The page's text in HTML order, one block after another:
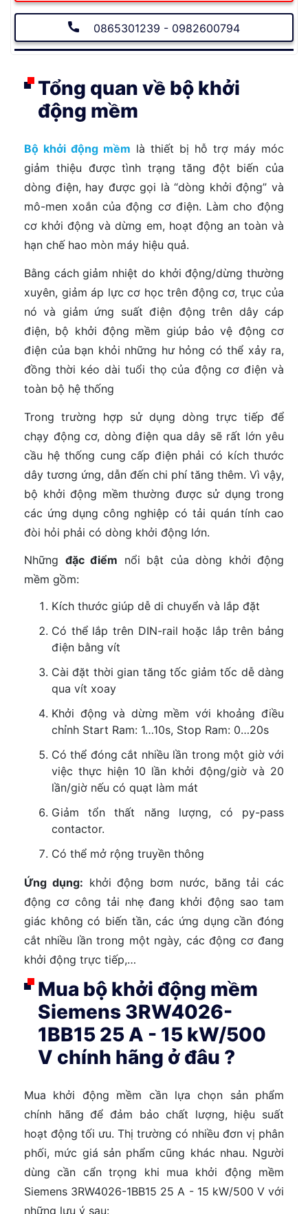
0865301239 - 0982600794
Tổng quan về bộ khởi
động mềm
Bộ khởi động mềm là thiết bị hỗ trợ máy móc
giảm thiệu được tình trạng tăng đột biến của
dòng điện, hay được gọi là “dòng khởi động” và
mô-men xoắn của động cơ điện. Làm cho động
cơ khởi động và dừng em, hoạt động an toàn và
hạn chế hao mòn máy hiệu quả.
Bằng cách giảm nhiệt do khởi động/dừng thường
xuyên, giảm áp lực cơ học trên động cơ, trục của
nó và giảm ứng suất điện động trên dây cáp
điện, bộ khởi động mềm giúp bảo vệ động cơ
điện của bạn khỏi những hư hỏng có thể xảy ra,
đồng thời kéo dài tuổi thọ của động cơ điện và
toàn bộ hệ thống
Trong trường hợp sử dụng dòng trực tiếp để
chạy động cơ, dòng điện qua dây sẽ rất lớn yêu
cầu hệ thống cung cấp điện phải có kích thước
dây tương ứng, dẫn đến chi phí tăng thêm. Vì vậy,
bộ khởi động mềm thường được sử dụng trong
các ứng dụng công nghiệp có tải quán tính cao
đòi hỏi phải có dòng khởi động lớn.
Những đặc điểm nổi bật của dòng khởi động
mềm gồm:
Kích thước giúp dễ di chuyển và lắp đặt
Có thể lắp trên DIN-rail hoặc lắp trên bảng
điện bằng vít
Cài đặt thời gian tăng tốc giảm tốc dễ dàng
qua vít xoay
Khởi động và dừng mềm với khoảng điều
chỉnh Start Ram: 1…10s, Stop Ram: 0…20s
Có thể đóng cắt nhiều lần trong một giờ với
việc thực hiện 10 lần khởi động/giờ và 20
lần/giờ nếu có quạt làm mát
Giảm tổn thất năng lượng, có py-pass
contactor.
Có thể mở rộng truyền thông
Ứng dụng: khởi động bơm nước, băng tải các
động cơ công tải nhẹ đang khởi động sao tam
giác không có biến tần, các ứng dụng cần đóng
cắt nhiều lần trong một ngày, các động cơ đang
khởi động trực tiếp,…
Mua bộ khởi động mềm
Siemens 3RW4026-
1BB15 25 A - 15 kW/500
V chính hãng ở đâu ?
Mua khởi động mềm cần lựa chọn sản phẩm
chính hãng để đảm bảo chất lượng, hiệu suất
hoạt động tối ưu. Thị trường có nhiều đơn vị phân
phối, mức giá sản phẩm cũng khác nhau. Người
dùng cần cẩn trọng khi mua khởi động mềm
Siemens 3RW4026-1BB15 25 A - 15 kW/500 V với
những lưu ý sau: